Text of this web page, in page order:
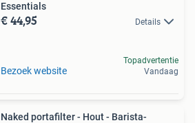
Essentials
€ 44,95 Details
Bezoek website
Topadvertentie
Vandaag
Naked portafilter - Hout - Barista-